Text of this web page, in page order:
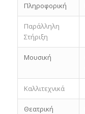
Πληροφορική
Παράλληλη
Στήριξη
Μουσική
Καλλιτεχνικά
Θεατρική